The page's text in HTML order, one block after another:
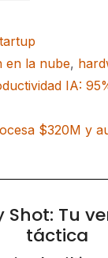
en la nube,
IA:
$320M y
Shot: Tu
táctica